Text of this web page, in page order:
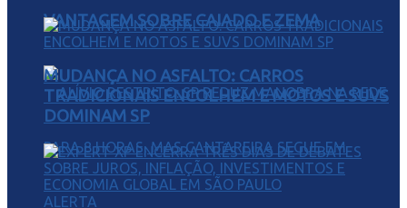
VANTAGEM SOBRE CAIADO E ZEMA
MUDANÇA NO ASFALTO: CARROS
TRADICIONAIS ENCOLHEM E MOTOS E SUVS
DOMINAM SP